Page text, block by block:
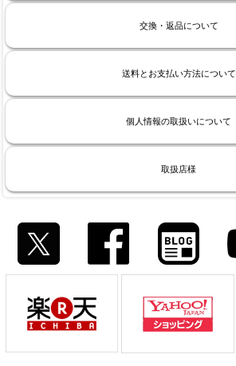
交換・返品について
送料とお支払い方法について
個人情報の取扱いについて
取扱店様